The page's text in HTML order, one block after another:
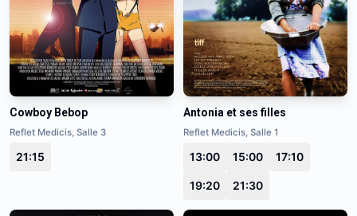
Cowboy Bebop
Reflet Medicis, Salle 3
21:15
Antonia et ses filles
Reflet Medicis, Salle 1
13:00 15:00 17:10
19:20 21:30